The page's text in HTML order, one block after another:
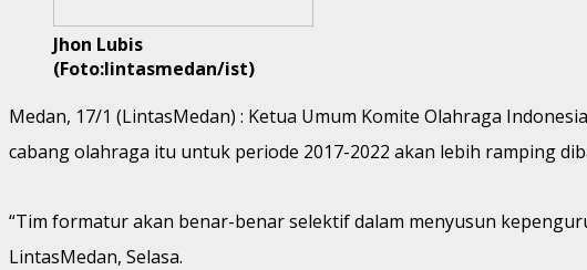
Jhon Lubis
(Foto:lintasmedan/ist)
Medan, 17/1 (LintasMedan) : Ketua Umum Komite Olahraga
cabang olahraga itu untuk periode 2017-2022 akan lebih ramping
“Tim formatur akan benar-benar selektif dalam menyusun
LintasMedan, Selasa.